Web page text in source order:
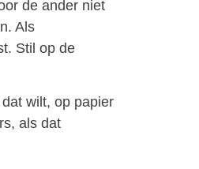
de ander niet
Als
Stil op de
wilt, op papier
als dat